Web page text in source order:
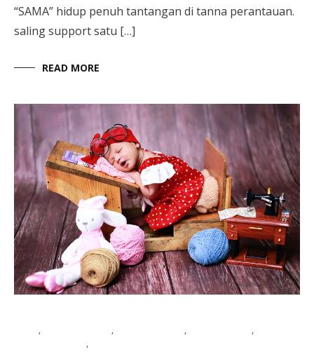
“SAMA” hidup penuh tantangan di tanna perantauan.
saling support satu […]
READ MORE
, , , ,
,